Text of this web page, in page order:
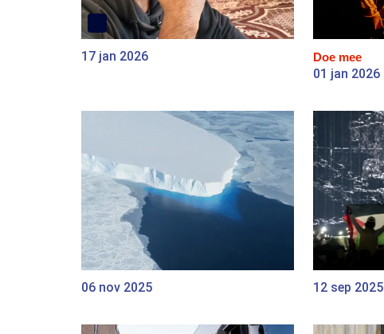
17 jan 2026 Doe mee
01 jan 2026
06 nov 2025 12 sep 2025